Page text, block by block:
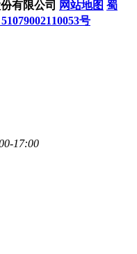
有限公司 网站地图 蜀
号
17:00